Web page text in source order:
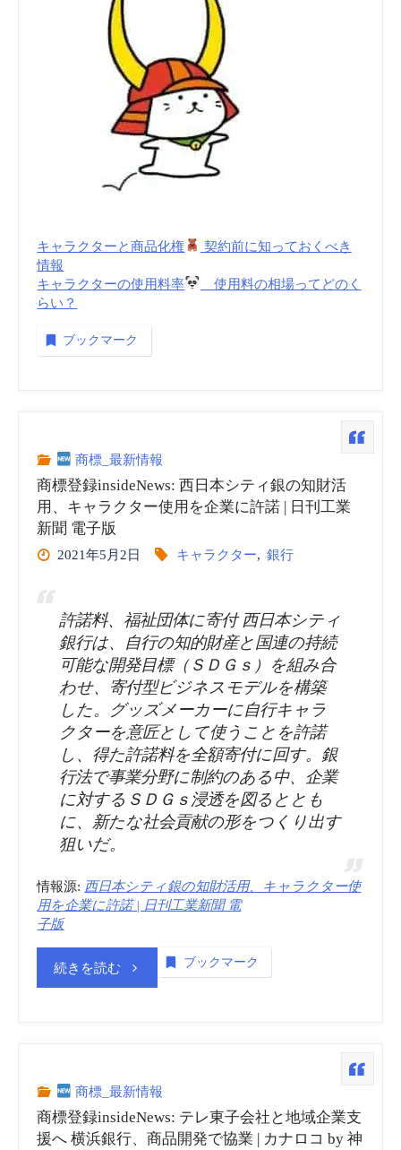
キャラクターと商品化権
契約前に知っておくべき
情報
キャラクターの使用料率
使用料の相場ってどのく
らい？
ブックマーク
商標_最新情報
商標登録insideNews: 西日本シティ銀の知財活
用、キャラクター使用を企業に許諾 | 日刊工業
新聞 電子版
2021年5月2日 キャラクター, 銀行
許諾料、福祉団体に寄付 西日本シティ
銀行は、自行の知的財産と国連の持続
可能な開発目標（ＳＤＧｓ）を組み合
わせ、寄付型ビジネスモデルを構築
した。グッズメーカーに自行キャラ
クターを意匠として使うことを許諾
し、得た許諾料を全額寄付に回す。銀
行法で事業分野に制約のある中、企業
に対するＳＤＧｓ浸透を図るととも
に、新たな社会貢献の形をつくり出す
狙いだ。
情報源: 西日本シティ銀の知財活用、キャラクター使
用を企業に許諾 | 日刊工業新聞 電
子版
続きを読む“商
録
insideNews:
ブックマーク
商標_最新情報
商標登録insideNews: テレ東子会社と地域企業支
援へ 横浜銀行、商品開発で協業 | カナロコ by 神